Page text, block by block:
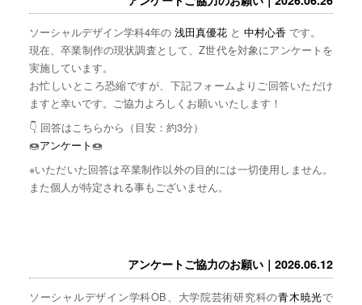
ソーシャルデザイン学科4年の 浅田真優花と 中村心香 です。
現在、卒業制作の現状調査として、Z世代を対象にアンケートを
実施しています。
お忙しいところ恐縮ですが、下記フォームよりご回答いただけ
ますと幸いです。ご協力よろしくお願いいたします！
👇 回答はこちらから（目安：約3分）
🍩アンケート🍩
※いただいた回答は卒業制作以外の目的には一切使用しません。
また個人が特定される事もございません。
アンケートご協力のお願い｜2026.06.12
ソーシャルデザイン学科OB、大学院芸術研究科の青木暁光で